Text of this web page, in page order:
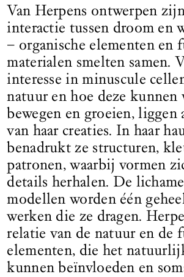
Van Herpens ontwerpen
interactie tussen droom en
– organische elementen en
materialen smelten samen.
interesse in minuscule
natuur en hoe deze kunnen
bewegen en groeien, liggen
van haar creaties. In haar
benadrukt ze structuren,
patronen, waarbij vormen
details herhalen. De
modellen worden één
werken die ze dragen.
relatie van de natuur en de
elementen, die het
kunnen beïnvloeden en